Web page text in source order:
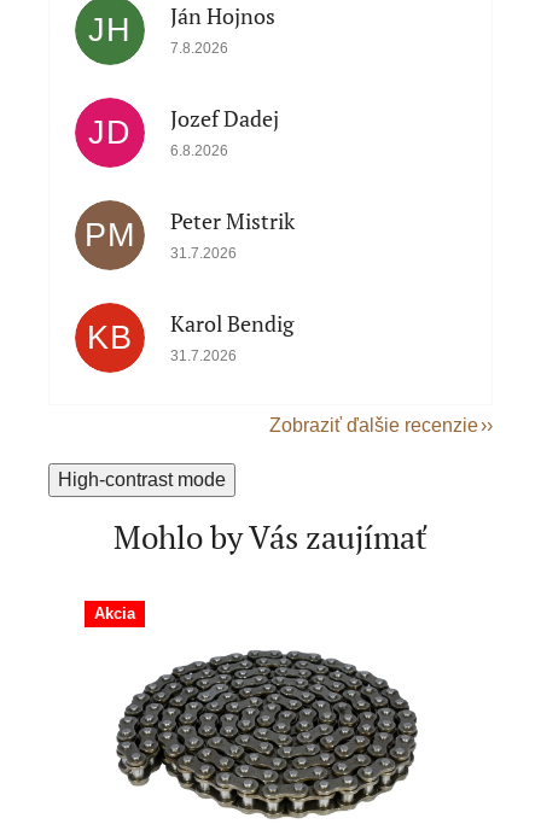
JH Ján Hojnos
Hodnotenie obchodu je 5 z 5 hviezdičiek.
7.8.2026
JD Jozef Dadej
Hodnotenie obchodu je 5 z 5 hviezdičiek.
6.8.2026
PM Peter Mistrik
Hodnotenie obchodu je 5 z 5 hviezdičiek.
31.7.2026
KB Karol Bendig
Hodnotenie obchodu je 5 z 5 hviezdičiek.
31.7.2026
Zobraziť ďalšie recenzie
High-contrast mode
Mohlo by Vás zaujímať
Akcia